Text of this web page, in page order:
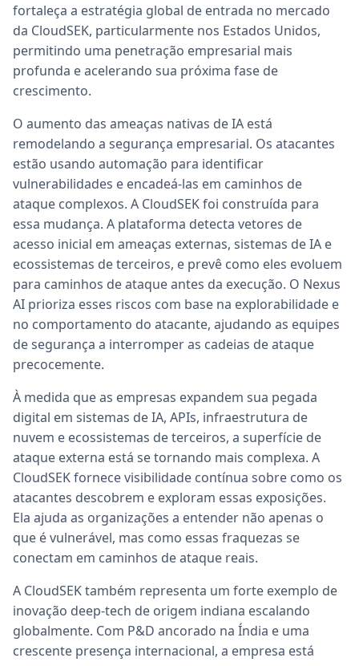
fortaleça a estratégia global de entrada no mercado
da CloudSEK, particularmente nos Estados Unidos,
permitindo uma penetração empresarial mais
profunda e acelerando sua próxima fase de
crescimento.
O aumento das ameaças nativas de IA está
remodelando a segurança empresarial. Os atacantes
estão usando automação para identificar
vulnerabilidades e encadeá-las em caminhos de
ataque complexos. A CloudSEK foi construída para
essa mudança. A plataforma detecta vetores de
acesso inicial em ameaças externas, sistemas de IA e
ecossistemas de terceiros, e prevê como eles evoluem
para caminhos de ataque antes da execução. O Nexus
AI prioriza esses riscos com base na explorabilidade e
no comportamento do atacante, ajudando as equipes
de segurança a interromper as cadeias de ataque
precocemente.
À medida que as empresas expandem sua pegada
digital em sistemas de IA, APIs, infraestrutura de
nuvem e ecossistemas de terceiros, a superfície de
ataque externa está se tornando mais complexa. A
CloudSEK fornece visibilidade contínua sobre como os
atacantes descobrem e exploram essas exposições.
Ela ajuda as organizações a entender não apenas o
que é vulnerável, mas como essas fraquezas se
conectam em caminhos de ataque reais.
A CloudSEK também representa um forte exemplo de
inovação deep-tech de origem indiana escalando
globalmente. Com P&D ancorado na Índia e uma
crescente presença internacional, a empresa está